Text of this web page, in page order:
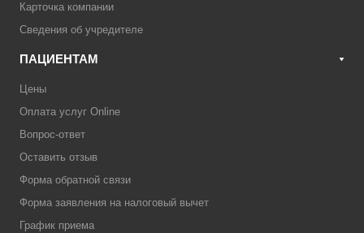
Карточка компании
Сведения об учредителе
ПАЦИЕНТАМ
Цены
Оплата услуг Online
Вопрос-ответ
Оставить отзыв
Форма обратной связи
Форма заявления на налоговый вычет
График приема